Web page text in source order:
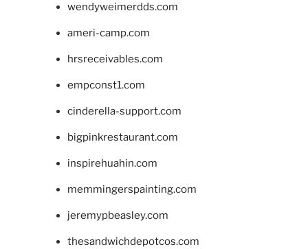
wendyweimerdds.com
ameri-camp.com
hrsreceivables.com
empconst1.com
cinderella-support.com
bigpinkrestaurant.com
inspirehuahin.com
memmingerspainting.com
jeremypbeasley.com
thesandwichdepotcos.com